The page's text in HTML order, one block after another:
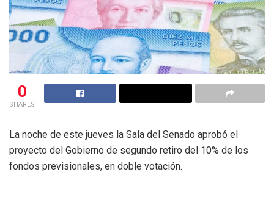
0
SHARES
La noche de este jueves la Sala del Senado aprobó el
proyecto del Gobierno de segundo retiro del 10% de los
fondos previsionales, en doble votación.